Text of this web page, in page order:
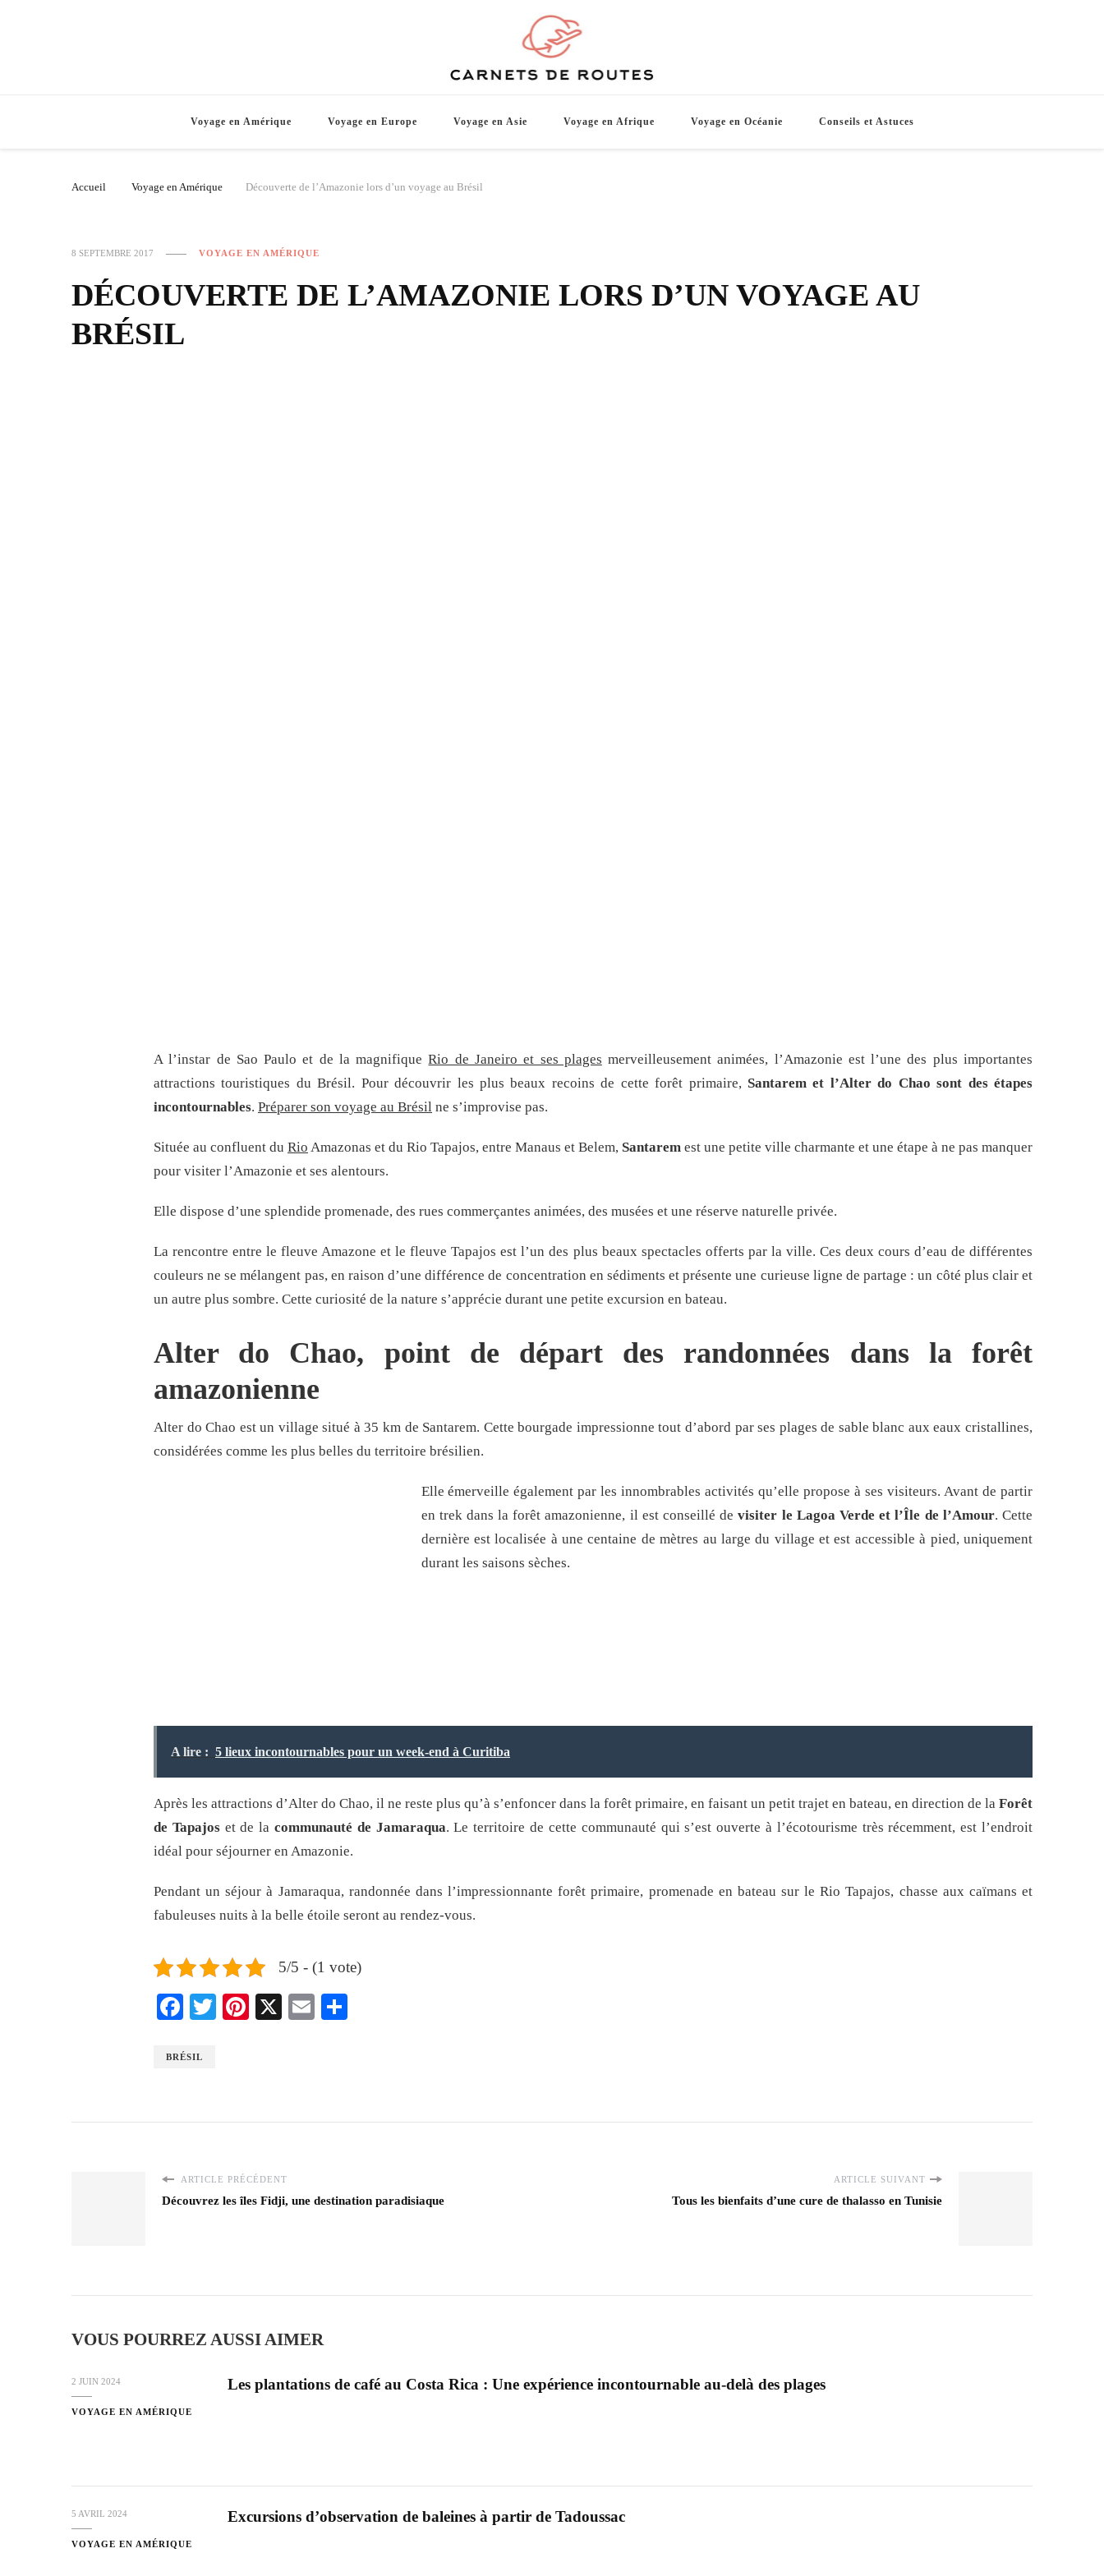
Carnets de Routes
Voyage en Amérique Voyage en Europe Voyage en Asie Voyage en Afrique Voyage en Océanie Conseils et Astuces
Accueil Voyage en Amérique Découverte de l’Amazonie lors d’un voyage au Brésil
8 SEPTEMBRE 2017 VOYAGE EN AMÉRIQUE
DÉCOUVERTE DE L’AMAZONIE LORS D’UN VOYAGE AU
BRÉSIL
A l’instar de Sao Paulo et de la magnifiqueRio de Janeiro et ses plages merveilleusement animées, l’Amazonie est l’une des plus importantes
attractions touristiques du Brésil. Pour découvrir les plus beaux recoins de cette forêt primaire, Santarem et l’Alter do Chao sont des étapes
incontournables. Préparer son voyage au Brésil ne s’improvise pas.
Située au confluent du Rio Amazonas et du Rio Tapajos, entre Manaus et Belem, Santarem est une petite ville charmante et une étape à ne pas manquer
pour visiter l’Amazonie et ses alentours.
Elle dispose d’une splendide promenade, des rues commerçantes animées, des musées et une réserve naturelle privée.
La rencontre entre le fleuve Amazone et le fleuve Tapajos est l’un des plus beaux spectacles offerts par la ville. Ces deux cours d’eau de différentes
couleurs ne se mélangent pas, en raison d’une différence de concentration en sédiments et présente une curieuse ligne de partage : un côté plus clair et
un autre plus sombre. Cette curiosité de la nature s’apprécie durant une petite excursion en bateau.
Alter do Chao, point de départ des randonnées dans la forêt
amazonienne
Alter do Chao est un village situé à 35 km de Santarem. Cette bourgade impressionne tout d’abord par ses plages de sable blanc aux eaux cristallines,
considérées comme les plus belles du territoire brésilien.
Elle émerveille également par les innombrables activités qu’elle propose à ses visiteurs. Avant de partir
en trek dans la forêt amazonienne, il est conseillé devisiter le Lagoa Verde et l’Île de l’Amour. Cette
dernière est localisée à une centaine de mètres au large du village et est accessible à pied, uniquement
durant les saisons sèches.
A lire : 5 lieux incontournables pour un week-end à Curitiba
Après les attractions d’Alter do Chao, il ne reste plus qu’à s’enfoncer dans la forêt primaire, en faisant un petit trajet en bateau, en direction de la Forêt
de Tapajoset de lacommunauté de Jamaraqua. Le territoire de cette communauté qui s’est ouverte à l’écotourisme très récemment, est l’endroit
idéal pour séjourner en Amazonie.
Pendant un séjour à Jamaraqua, randonnée dans l’impressionnante forêt primaire, promenade en bateau sur le Rio Tapajos, chasse aux caïmans et
fabuleuses nuits à la belle étoile seront au rendez-vous.
5/5 - (1 vote)
Facebook
TwitterPinterest
X Email
BRÉSIL
ARTICLE PRÉCÉDENT
Découvrez les îles Fidji, une destination paradisiaque
ARTICLE SUIVANT
Tous les bienfaits d’une cure de thalasso en Tunisie
VOUS POURREZ AUSSI AIMER
2 JUIN 2024
VOYAGE EN AMÉRIQUE
Les plantations de café au Costa Rica : Une expérience incontournable au-delà des plages
5 AVRIL 2024
VOYAGE EN AMÉRIQUE
Excursions d’observation de baleines à partir de Tadoussac